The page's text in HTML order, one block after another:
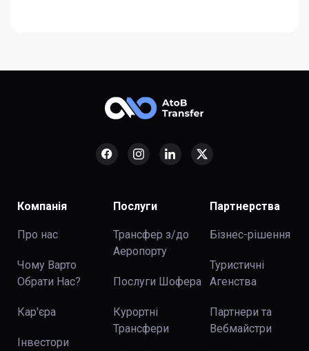
Компанія
Про нас
Чому Варто
Обрати Нас?
Кар'єра
Інвестори
Послуги
Трансфер з/до
Аеропорту
Послуги Шофера
Курортні
Трансфери
Партнерства
Бізнес-рішення
Туристичні
Агенства
Партнери та
Вебмайстри